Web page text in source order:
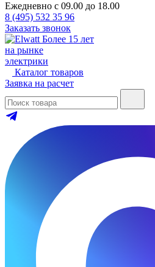
Ежедневно с 09.00 до 18.00
8 (495) 532 35 96
Заказать звонок
Более 15 лет
на рынке
электрики
Каталог товаров
Заявка на расчет